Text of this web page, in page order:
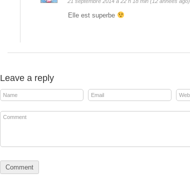
Elle est superbe
Leave a reply